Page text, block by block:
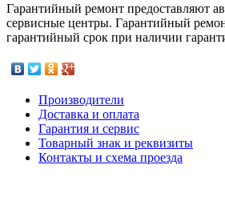
Гарантийный ремонт предоставляют
сервисные центры. Гарантийный
гарантийный срок при наличии
Производители
Доставка и оплата
Гарантия и сервис
Товарный знак и реквизиты
Контакты и схема проезда